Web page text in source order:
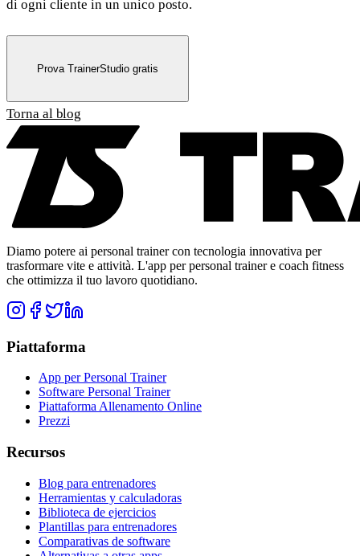
di ogni cliente in un unico posto.
Prova TrainerStudio gratis
Torna al blog
Diamo potere ai personal trainer con tecnologia innovativa per
trasformare vite e attività. L'app per personal trainer e coach fitness
che ottimizza il tuo lavoro quotidiano.
Piattaforma
App per Personal Trainer
Software Personal Trainer
Piattaforma Allenamento Online
Prezzi
Recursos
Blog para entrenadores
Herramientas y calculadoras
Biblioteca de ejercicios
Plantillas para entrenadores
Comparativas de software